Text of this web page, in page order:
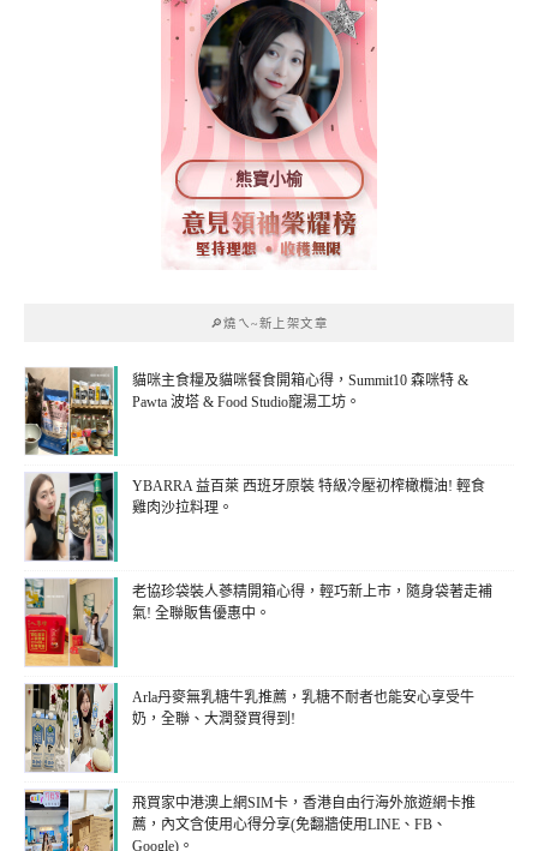
熊寶小榆
🔎燒ㄟ~新上架文章
貓咪主食糧及貓咪餐食開箱心得，Summit10 森咪特 &
Pawta 波塔 & Food Studio寵湯工坊。
YBARRA 益百萊 西班牙原裝 特級冷壓初榨橄欖油! 輕食
雞肉沙拉料理。
老協珍袋裝人蔘精開箱心得，輕巧新上市，隨身袋著走補
氣! 全聯販售優惠中。
Arla丹麥無乳糖牛乳推薦，乳糖不耐者也能安心享受牛
奶，全聯、大潤發買得到!
飛買家中港澳上網SIM卡，香港自由行海外旅遊網卡推
薦，內文含使用心得分享(免翻牆使用LINE、FB、
Google)。